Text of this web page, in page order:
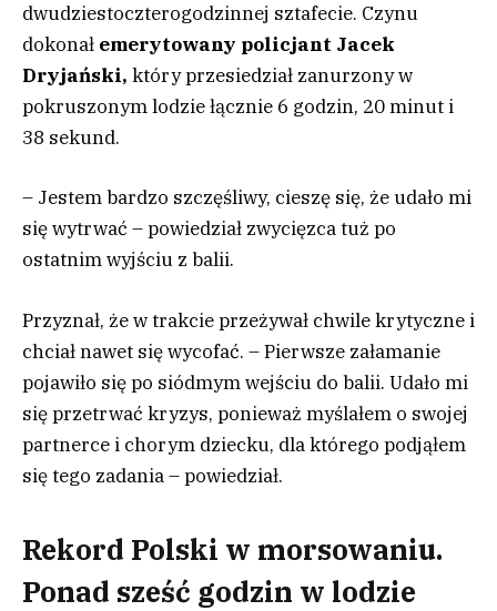
dwudziestoczterogodzinnej sztafecie. Czynu
dokonał emerytowany policjant Jacek
Dryjański, który przesiedział zanurzony w
pokruszonym lodzie łącznie 6 godzin, 20 minut i
38 sekund.
– Jestem bardzo szczęśliwy, cieszę się, że udało mi
się wytrwać – powiedział zwycięzca tuż po
ostatnim wyjściu z balii.
Przyznał, że w trakcie przeżywał chwile krytyczne i
chciał nawet się wycofać. – Pierwsze załamanie
pojawiło się po siódmym wejściu do balii. Udało mi
się przetrwać kryzys, ponieważ myślałem o swojej
partnerce i chorym dziecku, dla którego podjąłem
się tego zadania – powiedział.
Rekord Polski w morsowaniu.
Ponad sześć godzin w lodzie